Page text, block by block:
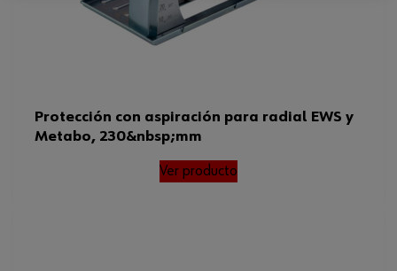
Protección con aspiración para radial EWS y
Metabo, 230&nbsp;mm
Ver producto